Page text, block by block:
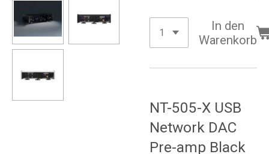
In den
Warenkorb
NT-505-X USB
Network DAC
Pre-amp Black